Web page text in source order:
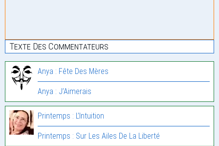
Texte Des Commentateurs
Anya : Fête Des Mères
Anya : J’Aimerais
Printemps : L’Intuition
Printemps : Sur Les Ailes De La Liberté